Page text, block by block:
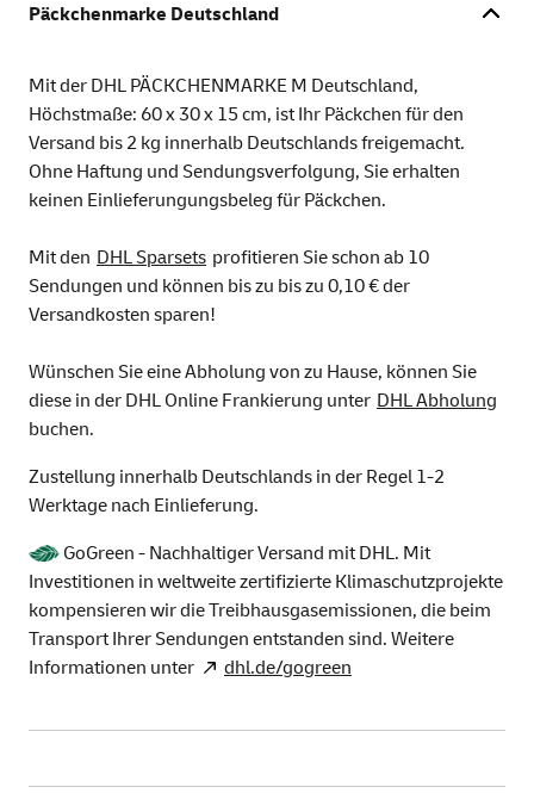
Päckchenmarke Deutschland
Mit der DHL PÄCKCHENMARKE M Deutschland,
Höchstmaße: 60 x 30 x 15 cm, ist Ihr Päckchen für den
Versand bis 2 kg innerhalb Deutschlands freigemacht.
Ohne Haftung und Sendungsverfolgung, Sie erhalten
keinen Einlieferungungsbeleg für Päckchen.
Mit den DHL Sparsets profitieren Sie schon ab 10
Sendungen und können bis zu bis zu 0,10 € der
Versandkosten sparen!
Wünschen Sie eine Abholung von zu Hause, können Sie
diese in der DHL Online Frankierung unter DHL Abholung
buchen.
Zustellung innerhalb Deutschlands in der Regel 1-2
Werktage nach Einlieferung.
GoGreen - Nachhaltiger Versand mit DHL. Mit
Investitionen in weltweite zertifizierte Klimaschutzprojekte
kompensieren wir die Treibhausgasemissionen, die beim
Transport Ihrer Sendungen entstanden sind. Weitere
Informationen unter
dhl.de/gogreen